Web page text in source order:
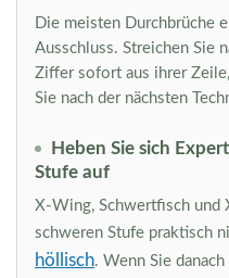
Die meisten Durchbrüche
Ausschluss. Streichen Sie
Ziffer sofort aus ihrer
Sie nach der nächsten
Heben Sie sich
Stufe auf
X-Wing, Schwertfisch und
schweren Stufe praktisch
höllisch. Wenn Sie